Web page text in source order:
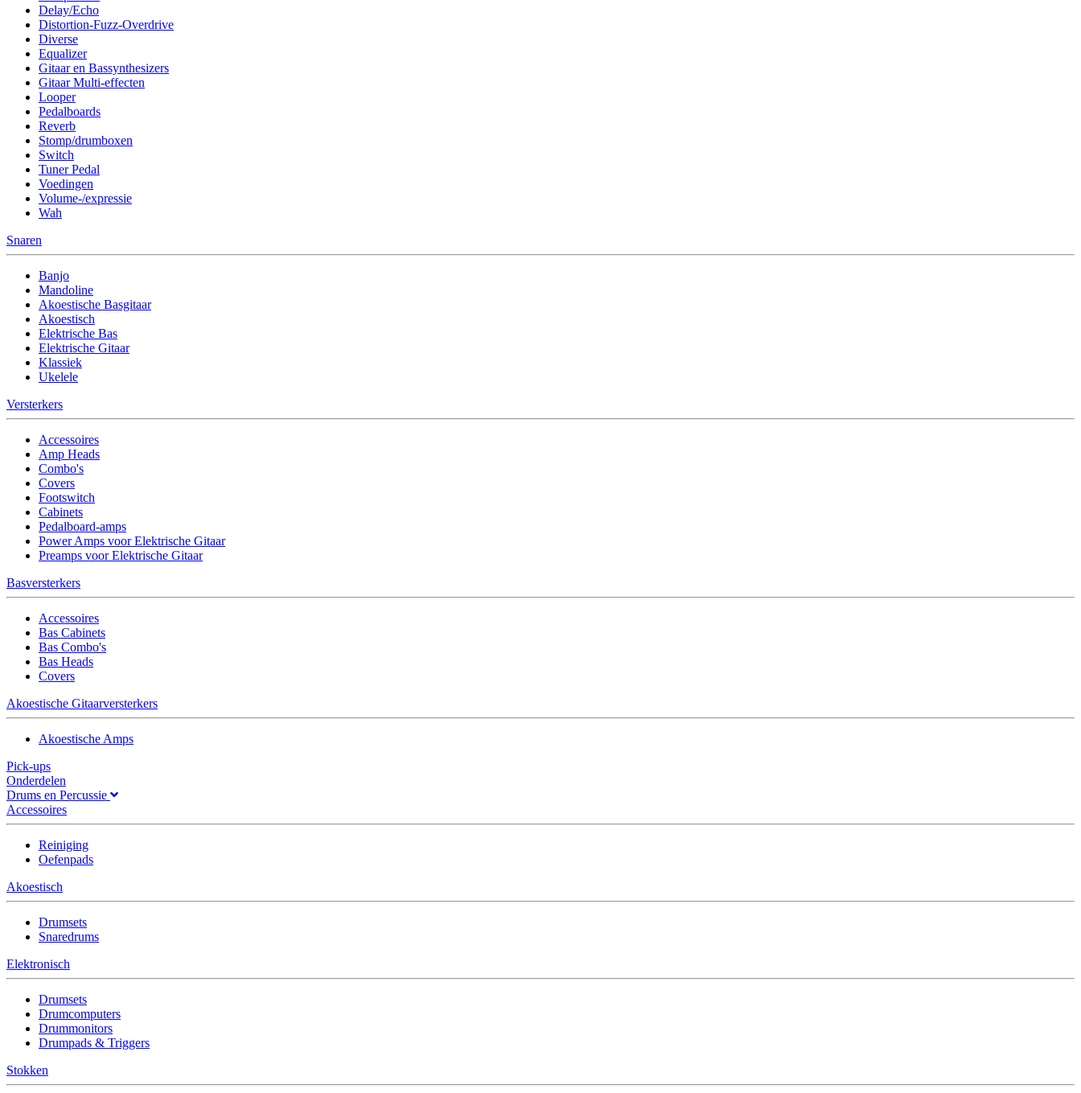
Delay/Echo
Distortion-Fuzz-Overdrive
Diverse
Equalizer
Gitaar en Bassynthesizers
Gitaar Multi-effecten
Looper
Pedalboards
Reverb
Stomp/drumboxen
Switch
Tuner Pedal
Voedingen
Volume-/expressie
Wah
Snaren
Banjo
Mandoline
Akoestische Basgitaar
Akoestisch
Elektrische Bas
Elektrische Gitaar
Klassiek
Ukelele
Versterkers
Accessoires
Amp Heads
Combo's
Covers
Footswitch
Cabinets
Pedalboard-amps
Power Amps voor Elektrische Gitaar
Preamps voor Elektrische Gitaar
Basversterkers
Accessoires
Bas Cabinets
Bas Combo's
Bas Heads
Covers
Akoestische Gitaarversterkers
Akoestische Amps
Pick-ups
Onderdelen
Drums en Percussie
Accessoires
Reiniging
Oefenpads
Akoestisch
Drumsets
Snaredrums
Elektronisch
Drumsets
Drumcomputers
Drummonitors
Drumpads & Triggers
Stokken